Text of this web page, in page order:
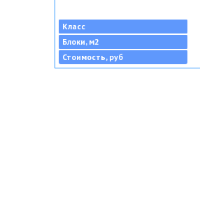
Класс
Блоки, м2
Стоимость, руб